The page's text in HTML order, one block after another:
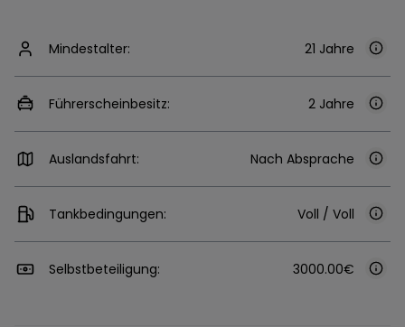
Mindestalter: 21 Jahre
Führerscheinbesitz: 2 Jahre
Auslandsfahrt: Nach Absprache
Tankbedingungen: Voll / Voll
Selbstbeteiligung: 3000.00€